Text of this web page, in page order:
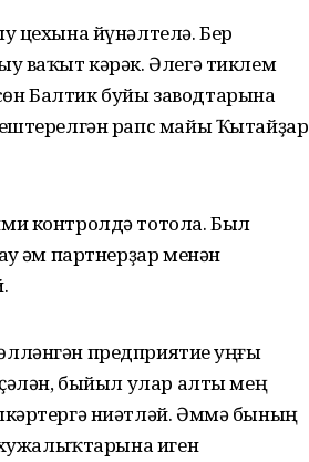
цехына йүнәлтелә. Бер
ваҡыт кәрәк. Әлегә тиклем
Балтик буйы заводтарына
рапс майы Ҡытайҙар
контролдә тотола. Был
һәм партнерҙар менән
предприятие һуңғы
быйыл улар алты мең
ниәтләй. Әммә бының
иген